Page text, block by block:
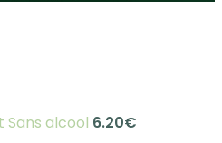
Sans alcool 6.20€